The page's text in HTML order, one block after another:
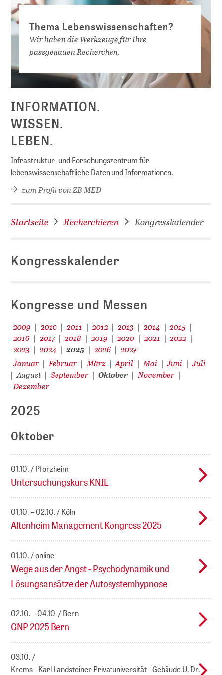
Thema Lebenswissenschaften?
Wir haben die Werkzeuge für Ihre
passgenauen Recherchen.
INFORMATION.
WISSEN.
LEBEN.
Infrastruktur- und Forschungszentrum für
lebenswissenschaftliche Daten und Informationen.
zum Profil von ZB MED
Startseite Recherchieren Kongresskalender
Kongresskalender
Kongresse und Messen
2009 | 2010 | 2011 | 2012 | 2013 | 2014 | 2015 |
2016 | 2017 | 2018 | 2019 | 2020 | 2021 | 2022 |
2023 | 2024 | 2025 | 2026 | 2027
Januar | Februar | März | April | Mai | Juni | Juli
| August | September | Oktober | November |
Dezember
2025
Oktober
01.10. Pforzheim
Untersuchungskurs KNIE
01.10. – 02.10. Köln
Altenheim Management Kongress 2025
01.10. online
Wege aus der Angst - Psychodynamik und
Lösungsansätze der Autosystemhypnose
02.10. – 04.10. Bern
GNP 2025 Bern
03.10.
Krems - Karl Landsteiner Privatuniversität - Gebäude U, Dr.-